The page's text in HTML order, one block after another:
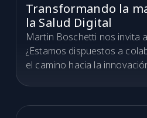
Transformando la
la Salud Digital
Martin Boschetti nos invita
¿Estamos dispuestos a
el camino hacia la